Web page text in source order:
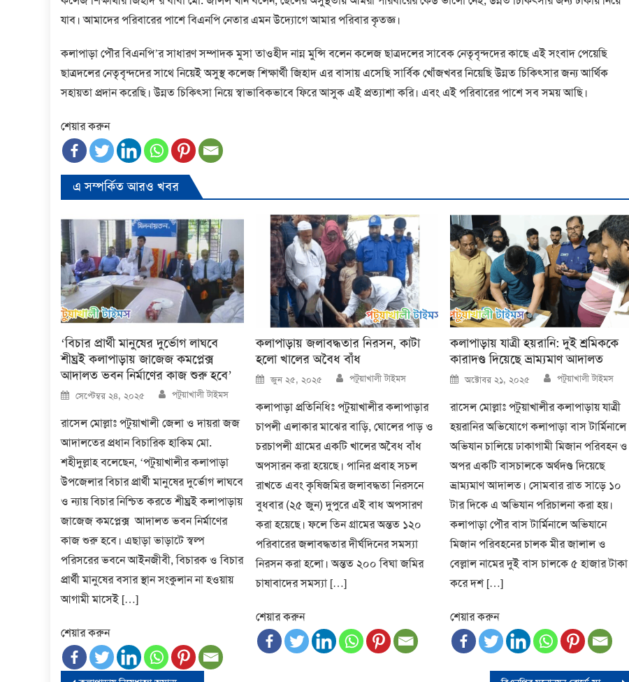
যাব। আমাদের পরিবারের পাশে বিএনপি নেতার এমন উদ্যোগে আমার পরিবার কৃতজ্ঞ।
কলাপাড়া পৌর বিএনপি’র সাধারণ সম্পাদক মুসা তাওহীদ নান্ন মুন্সি বলেন কলেজ ছাত্রদলের সাবেক নেতৃবৃন্দদের কাছে এই সংবাদ পেয়েছি
ছাত্রদলের নেতৃবৃন্দদের সাথে নিয়েই অসুস্থ কলেজ শিক্ষার্থী জিহাদ এর বাসায় এসেছি সার্বিক খোঁজখবর নিয়েছি উন্নত চিকিৎসার জন্য আর্থিক
সহায়তা প্রদান করেছি। উন্নত চিকিৎসা নিয়ে স্বাভাবিকভাবে ফিরে আসুক এই প্রত্যাশা করি। এবং এই পরিবারের পাশে সব সময় আছি।
শেয়ার করুন
এ সম্পর্কিত আরও খবর
‘বিচার প্রার্থী মানুষের দুর্ভোগ লাঘবে
শীঘ্রই কলাপাড়ায় জাজেজ কমপ্লেক্স
আদালত ভবন নির্মাণের কাজ শুরু হবে’
Posted
on
সেপ্টেম্বর ২৪, ২০২৫ Author
পটুয়াখালী টাইমস
রাসেল মোল্লাঃ পটুয়াখালী জেলা ও দায়রা জজ
আদালতের প্রধান বিচারিক হাকিম মো.
শহীদুল্লাহ বলেছেন, ‘পটুয়াখালীর কলাপাড়া
উপজেলার বিচার প্রার্থী মানুষের দুর্ভোগ লাঘবে
ও ন্যায় বিচার নিশ্চিত করতে শীঘ্রই কলাপাড়ায়
জাজেজ কমপ্লেক্স আদালত ভবন নির্মাণের
কাজ শুরু হবে। এছাড়া ভাড়াটে স্বল্প
পরিসরের ভবনে আইনজীবী, বিচারক ও বিচার
প্রার্থী মানুষের বসার স্থান সংকুলান না হওয়ায়
আগামী মাসেই […]
শেয়ার করুন
কলাপাড়ায় জলাবদ্ধতার নিরসন, কাটা
হলো খালের অবৈধ বাঁধ
Posted
on
জুন ২৫, ২০২৫ Author
পটুয়াখালী টাইমস
কলাপাড়া প্রতিনিধিঃ পটুয়াখালীর কলাপাড়ার
চাপলী এলাকার মাঝের বাড়ি, ঘোলের পাড় ও
চরচাপলী গ্রামের একটি খালের অবৈধ বাঁধ
অপসারন করা হয়েছে। পানির প্রবাহ সচল
রাখতে এবং কৃষিজমির জলাবদ্ধতা নিরসনে
বুধবার (২৫ জুন) দুপুরে এই বাধ অপসারণ
করা হয়েছে। ফলে তিন গ্রামের অন্তত ১২০
পরিবারের জলাবদ্ধতার দীর্ঘদিনের সমস্যা
নিরসন করা হলো। অন্তত ২০০ বিঘা জমির
চাষাবাদের সমস্যা […]
শেয়ার করুন
কলাপাড়ায় যাত্রী হয়রানি: দুই শ্রমিককে
কারাদণ্ড দিয়েছে ভ্রাম্যমাণ আদালত
Posted
on
অক্টোবর ২১, ২০২৫ Author
পটুয়াখালী টাইমস
রাসেল মোল্লাঃ পটুয়াখালীর কলাপাড়ায় যাত্রী
হয়রানির অভিযোগে কলাপাড়া বাস টার্মিনালে
অভিযান চালিয়ে ঢাকাগামী মিজান পরিবহন ও
অপর একটি বাসচালকে অর্থদণ্ড দিয়েছে
ভ্রাম্যমাণ আদালত। সোমবার রাত সাড়ে ১০
টার দিকে এ অভিযান পরিচালনা করা হয়।
কলাপাড়া পৌর বাস টার্মিনালে অভিযানে
মিজান পরিবহনের চালক মীর জালাল ও
বেল্লাল নামের দুই বাস চালকে ৫ হাজার টাকা
করে দশ […]
শেয়ার করুন